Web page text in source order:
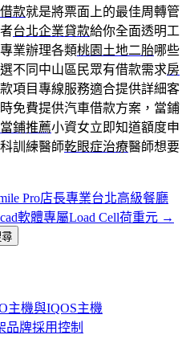
款就是將票面上的最佳周轉管
台北企業貸款給你全面透明工
業辦理各類桃園土地二胎哪些
不同中山區民眾有借款需求房
項目專線服務適合提供詳細客
免費提供汽車借款方案，當鋪
鋪推薦小資女立即知道額度申
訓練醫師乾眼症治療醫師想要
Pro店長專業台北高級餐廳
軟體專屬Load Cell荷重元 →
主機與IQOS主機
品牌採用控制